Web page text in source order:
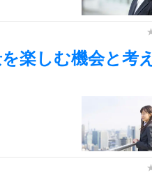
楽しむ機会と考え